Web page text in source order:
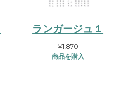
ランガージュ１
¥1,870
商品を購入